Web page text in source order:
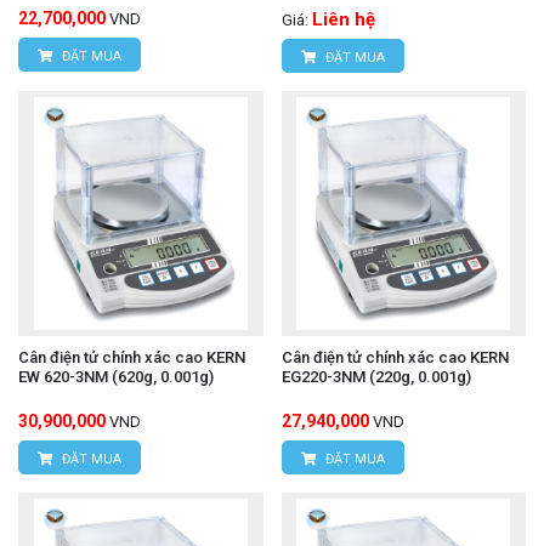
22,700,000 VND
ĐẶT MUA
Giá: Liên hệ
ĐẶT MUA
Cân điện tử chính xác cao KERN
EW 620-3NM (620g, 0.001g)
30,900,000 VND
ĐẶT MUA
Cân điện tử chính xác cao KERN
EG220-3NM (220g, 0.001g)
27,940,000 VND
ĐẶT MUA